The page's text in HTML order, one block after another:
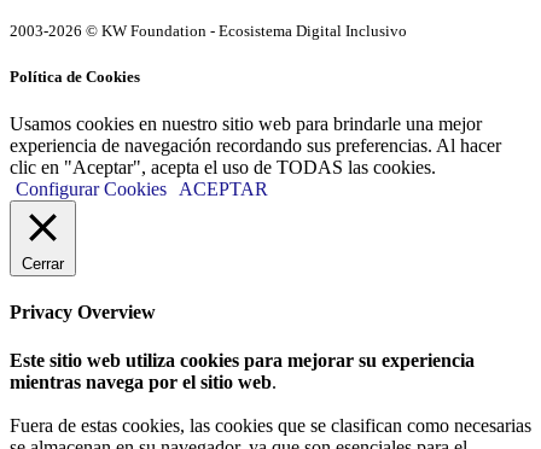
2003-2026 © KW Foundation - Ecosistema Digital Inclusivo
Política de Cookies
Usamos cookies en nuestro sitio web para brindarle una mejor
experiencia de navegación recordando sus preferencias. Al hacer
clic en "Aceptar", acepta el uso de TODAS las cookies.
Configurar Cookies
ACEPTAR
Cerrar
Privacy Overview
Este sitio web utiliza cookies para mejorar su experiencia
mientras navega por el sitio web.
Fuera de estas cookies, las cookies que se clasifican como necesarias